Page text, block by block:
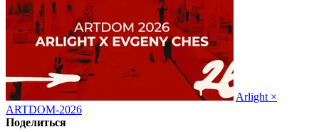
Arlight ×
ARTDOM-2026
Поделиться